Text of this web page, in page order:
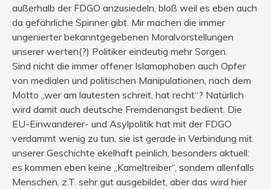
außerhalb der FDGO anzusiedeln, bloß weil es eben auch
da gefährliche Spinner gibt. Mir machen die immer
ungenierter bekanntgegebenen Moralvorstellungen
unserer werten(?) Politiker eindeutig mehr Sorgen.
Sind nicht die immer offener Islamophoben auch Opfer
von medialen und politischen Manipulationen, nach dem
Motto „wer am lautesten schreit, hat recht“? Natürlich
wird damit auch deutsche Fremdenangst bedient. Die
EU-Einwanderer- und Asylpolitik hat mit der FDGO
verdammt wenig zu tun, sie ist gerade in Verbindung mit
unserer Geschichte ekelhaft peinlich, besonders aktuell:
es kommen eben keine „Kameltreiber“, sondern allenfalls
Menschen, z.T. sehr gut ausgebildet, aber das wird hier